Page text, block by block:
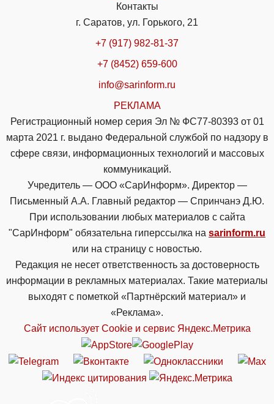
Контакты
г. Саратов, ул. Горького, 21
+7 (917) 982-81-37
+7 (8452) 659-600
info@sarinform.ru
РЕКЛАМА
Регистрационный номер серия Эл № ФС77-80393 от 01
марта 2021 г. выдано Федеральной службой по надзору в
сфере связи, информационных технологий и массовых
коммуникаций.
Учредитель — ООО «СарИнформ». Директор —
Письменный А.А. Главный редактор — Спринчанэ Д.Ю.
При использовании любых материалов с сайта
"СарИнформ" обязательна гиперссылка на sarinform.ru
или на страницу с новостью.
Редакция не несет ответственность за достоверность
информации в рекламных материалах. Такие материалы
выходят с пометкой «Партнёрский материал» и
«Реклама».
Сайт использует Cookie и сервиc Яндекс.Метрика